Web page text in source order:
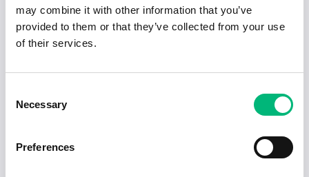
may combine it with other information that you’ve
provided to them or that they’ve collected from your use
of their services.
Selection
Necessary
Preferences
Gruppchef inom Project Quality Management
Skill Kompetenspartner AB
Skill Kompetenspartner AB
Mo Gård LSS söker enhetschef till elevboende